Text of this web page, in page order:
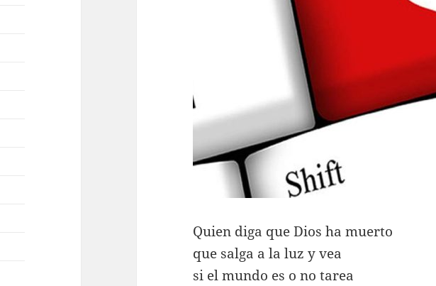
Quien diga que Dios ha muerto
que salga a la luz y vea
si el mundo es o no tarea